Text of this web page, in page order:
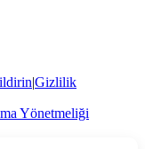
|Gizlilik
Yönetmeliği